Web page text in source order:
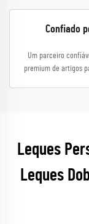
Confiado
Um parceiro
premium de artigos
Leques
Leques